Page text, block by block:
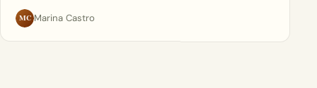
MC Marina Castro